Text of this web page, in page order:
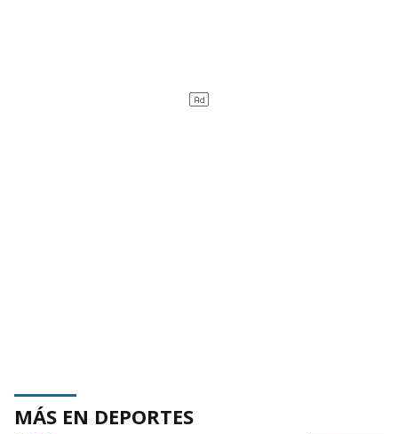
MÁS EN DEPORTES